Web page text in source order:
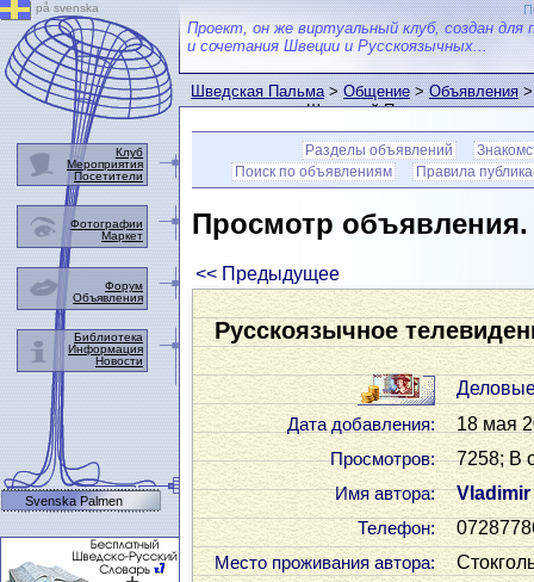
Проект, он же виртуальный клуб, создан для
и сочетания Швеции и Русскоязычных...
Шведская Пальма>Общение>Объявления>
пользователем Шведской Пальмы
Разделы объявлений
Поиск по объявлениям
Правила
Просмотр
<< Предыдущее
Русскоязычное
Дата добавления: 18 мая
Просмотров: 7258; В
Имя автора: Vladimir
Телефон:
Место проживания автора:
på svenska
Клуб
Мероприятия
Посетители
Фотографии
Маркет
Форум
Объявления
Библиотека
Информация
Новости
Svenska Palmen